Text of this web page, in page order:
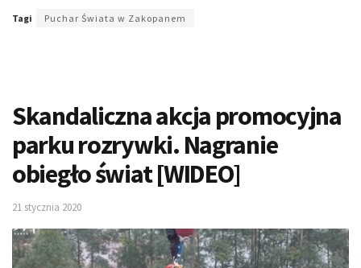
Tagi Puchar Świata w Zakopanem
Skandaliczna akcja promocyjna
parku rozrywki. Nagranie
obiegło świat [WIDEO]
21 stycznia 2020